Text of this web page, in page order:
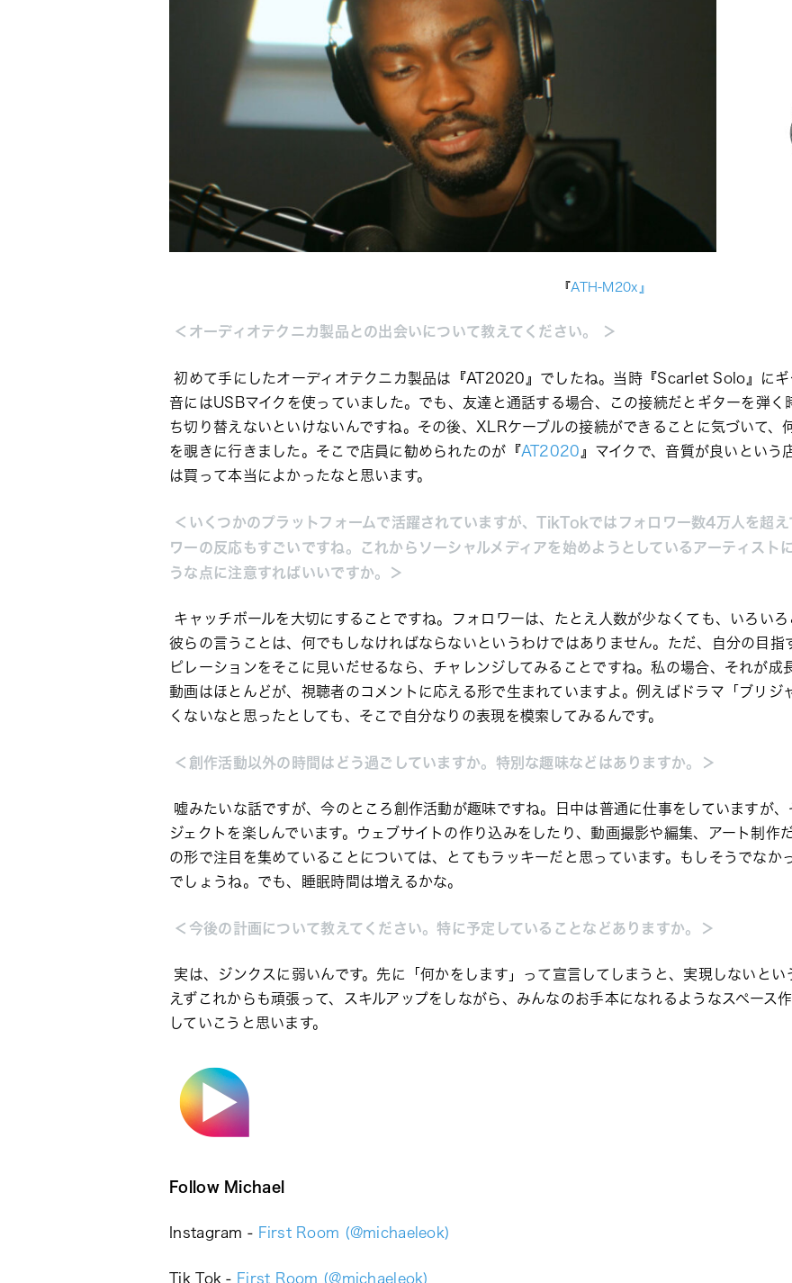
『ATH-M20x 』
＜ オーディオテクニカ製品との出会いについて教えてください。 ＞
初めて手にしたオーディオテクニカ製品は『AT2020』でしたね。当時『Scarlet Solo』にギ
音にはUSBマイクを使っていました。でも、友達と通話する場合、この接続だとギターを弾
ち切り替えないといけないんですね。その後、XLRケーブルの接続ができることに気づいて、
を覗きに行きました。そこで店員に勧められたのが『AT2020 』マイクで、音質が良いとい
は買って本当によかったなと思います。
＜いくつかのプラットフォームで活躍されていますが、TikTokではフォロワー数4万人を超
ワーの反応もすごいですね。これからソーシャルメディアを始めようとしているアーティスト
うな点に注意すればいいですか。＞
キャッチボールを大切にすることですね。フォロワーは、たとえ人数が少なくても、いろいろ
彼らの言うことは、何でもしなければならないというわけではありません。ただ、自分の目指
ピレーションをそこに見いだせるなら、チャレンジしてみることですね。私の場合、それが成
動画はほとんどが、視聴者のコメントに応える形で生まれていますよ。例えばドラマ 「ブリ
くないなと思ったとしても、そこで自分なりの表現を模索してみるんです。
＜創作活動以外の時間はどう過ごしていますか。特別な趣味などはありますか。 ＞
嘘みたいな話ですが、今のところ創作活動が趣味ですね。日中は普通に仕事をしていますが
ジェクトを楽しんでいます。ウェブサイトの作り込みをしたり、動画撮影や編集、アート制作
の形で注目を集めていることについては、とてもラッキーだと思っています。もしそうでなか
でしょうね。でも、睡眠時間は増えるかな。
＜今後の計画について教えてください。特に予定していることなどありますか。＞
実は、ジンクスに弱いんです。先に「何かをします」って宣言してしまうと、実現しないと
えずこれからも頑張って、スキルアップをしながら、みんなのお手本になれるようなスペース
していこうと思います。
Follow Michael
Instagram - First Room (@michaeleok)
Tik Tok - First Room (@michaeleok)